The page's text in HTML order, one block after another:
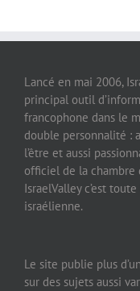
Lancé en mai 2006,
principal outil
francophone dans le
double personnalité :
l’être et aussi
officiel de la chambre
IsraelValley c’est
israélienne.
Le site publie plus
sur des sujets aussi